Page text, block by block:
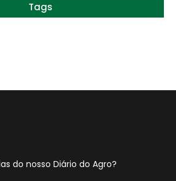
Tags
do nosso Diário do Agro?